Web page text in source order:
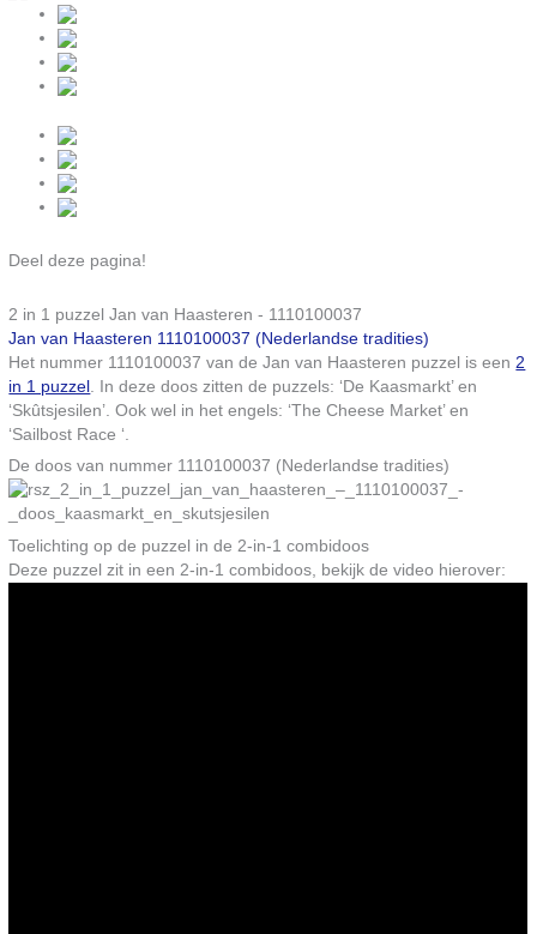
Deel deze pagina!
2 in 1 puzzel Jan van Haasteren - 1110100037
Jan van Haasteren 1110100037 (Nederlandse tradities)
Het nummer 1110100037 van de Jan van Haasteren puzzel is een 2
in 1 puzzel . In deze doos zitten de puzzels: ‘De Kaasmarkt’ en
‘Skûtsjesilen’. Ook wel in het engels: ‘The Cheese Market’ en
‘Sailbost Race ‘.
De doos van nummer 1110100037 (Nederlandse tradities)
Toelichting op de puzzel in de 2-in-1 combidoos
Deze puzzel zit in een 2-in-1 combidoos, bekijk de video hierover: